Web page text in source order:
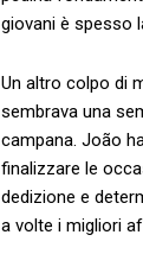
giovani è spesso
Un altro⁤ colpo di
sembrava una⁢
campana. João
finalizzare le
dedizione e
a⁣ volte i migliori